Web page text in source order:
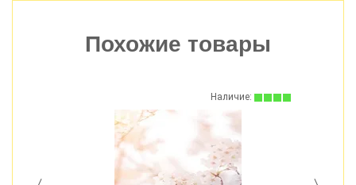
Похожие товары
Наличие: